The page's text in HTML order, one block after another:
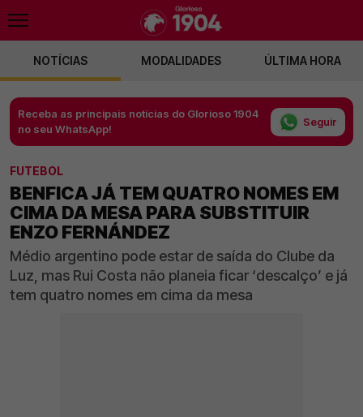
NOTÍCIAS MODALIDADES ÚLTIMA HORA
Receba as principais notícias do Glorioso 1904
no seu WhatsApp!
Seguir
FUTEBOL
BENFICA JÁ TEM QUATRO NOMES EM
CIMA DA MESA PARA SUBSTITUIR
ENZO FERNÁNDEZ
Médio argentino pode estar de saída do Clube da
Luz, mas Rui Costa não planeia ficar ‘descalço’ e já
tem quatro nomes em cima da mesa